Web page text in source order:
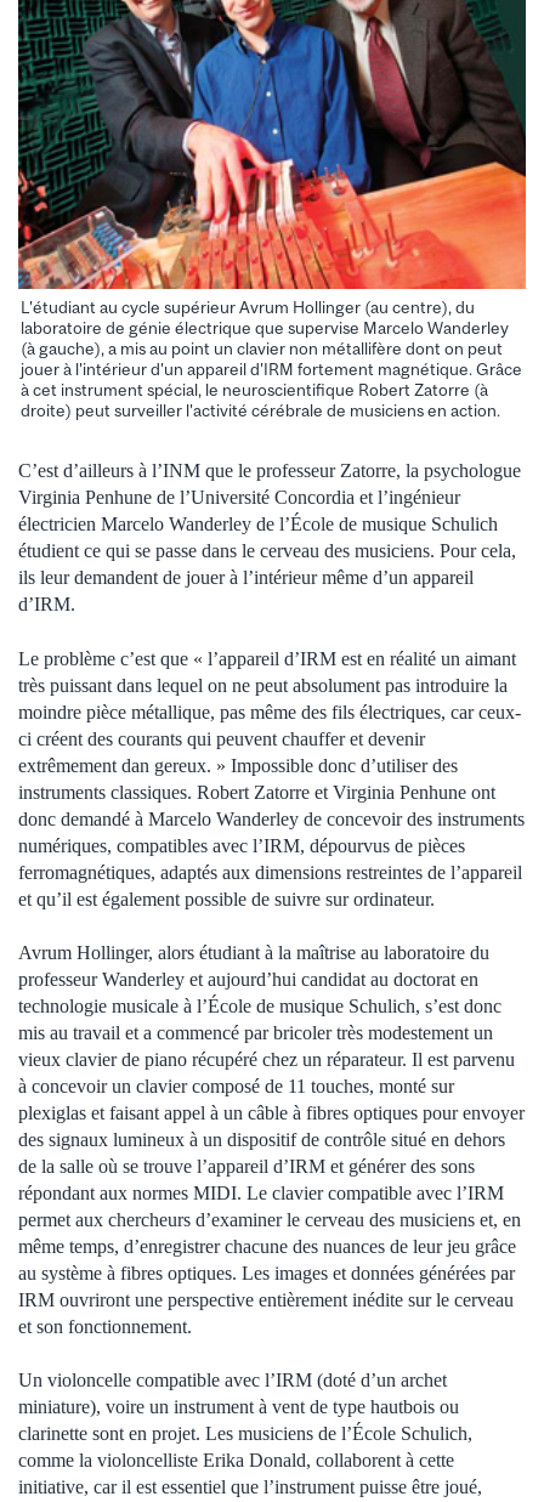
L'étudiant au cycle supérieur Avrum Hollinger (au centre), du
laboratoire de génie électrique que supervise Marcelo Wanderley
(à gauche), a mis au point un clavier non métallifère dont on peut
jouer à l'intérieur d'un appareil d'IRM fortement magnétique. Grâce
à cet instrument spécial, le neuroscientifique Robert Zatorre (à
droite) peut surveiller l'activité cérébrale de musiciens en action.
C’est d’ailleurs à l’INM que le professeur Zatorre, la psychologue
Virginia Penhune de l’Université Concordia et l’ingénieur
électricien Marcelo Wanderley de l’École de musique Schulich
étudient ce qui se passe dans le cerveau des musiciens. Pour cela,
ils leur demandent de jouer à l’intérieur même d’un appareil
d’IRM.
Le problème c’est que « l’appareil d’IRM est en réalité un aimant
très puissant dans lequel on ne peut absolument pas introduire la
moindre pièce métallique, pas même des fils électriques, car ceux-
ci créent des courants qui peuvent chauffer et devenir
extrêmement dan gereux. » Impossible donc d’utiliser des
instruments classiques. Robert Zatorre et Virginia Penhune ont
donc demandé à Marcelo Wanderley de concevoir des instruments
numériques, compatibles avec l’IRM, dépourvus de pièces
ferromagnétiques, adaptés aux dimensions restreintes de l’appareil
et qu’il est également possible de suivre sur ordinateur.
Avrum Hollinger, alors étudiant à la maîtrise au laboratoire du
professeur Wanderley et aujourd’hui candidat au doctorat en
technologie musicale à l’École de musique Schulich, s’est donc
mis au travail et a commencé par bricoler très modestement un
vieux clavier de piano récupéré chez un réparateur. Il est parvenu
à concevoir un clavier composé de 11 touches, monté sur
plexiglas et faisant appel à un câble à fibres optiques pour envoyer
des signaux lumineux à un dispositif de contrôle situé en dehors
de la salle où se trouve l’appareil d’IRM et générer des sons
répondant aux normes MIDI. Le clavier compatible avec l’IRM
permet aux chercheurs d’examiner le cerveau des musiciens et, en
même temps, d’enregistrer chacune des nuances de leur jeu grâce
au système à fibres optiques. Les images et données générées par
IRM ouvriront une perspective entièrement inédite sur le cerveau
et son fonctionnement.
Un violoncelle compatible avec l’IRM (doté d’un archet
miniature), voire un instrument à vent de type hautbois ou
clarinette sont en projet. Les musiciens de l’École Schulich,
comme la violoncelliste Erika Donald, collaborent à cette
initiative, car il est essentiel que l’instrument puisse être joué,